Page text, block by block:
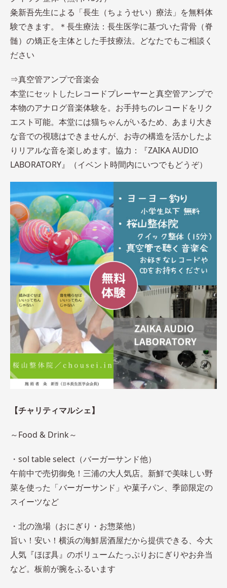
粂新吾先生による「長生（ちょうせい）療法」を無料体
験できます。＊長生療法：長生医学に基づいた背骨（脊
髄）の矯正を主体とした手技療法。どなたでもご相談く
ださい
⇒真空管アンプで音楽会
本堂にセットしたレコードプレーヤーと真空管アンプで
本物のアナログ音楽体験を。お手持ちのレコードをリク
エスト可能。本堂には猫ちゃんがいるため、あまり大き
な音での視聴はできませんが、お寺の構造を活かしたよ
りリアルな音を楽しめます。協力：『ZAIKA AUDIO
LABORATORY』（イベント時間内にいつでもどうぞ）
【チャリティマルシェ】
​～Food & Drink～
・sol table select（バーガーサンド他）
午前中で売切御免！三浦の大人気店。新鮮で美味しい野
菜を使った「バーガーサンド」や菓子パン、季節限定の
スイーツなど
・北の漁場（おにぎり・お惣菜他）
旨い！安い！横浜の海鮮居酒屋だから提供できる、今大
人気『ほぼ具』のボリュームたっぷりおにぎりやお弁当
など。板前が腕をふるいます